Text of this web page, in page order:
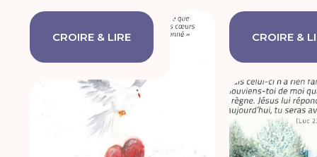
CROIRE & LIRE CROIRE &